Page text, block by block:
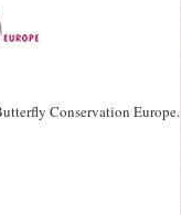
Conservation Europe.